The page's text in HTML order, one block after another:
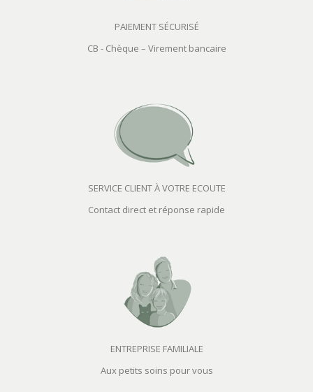
PAIEMENT SÉCURISÉ
CB - Chèque – Virement bancaire
SERVICE CLIENT À VOTRE ECOUTE
Contact direct et réponse rapide
ENTREPRISE FAMILIALE
Aux petits soins pour vous